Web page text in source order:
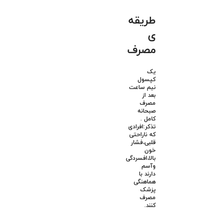
طریقه
ی
مصرف
یک
کپسول
نیم ساعت
بعد از
مصرف
صبحانه
کامل .
تذکر:افرادی
که ناراحتی
قلبی،فشار
خون
بالا،افسردگی
وآسم
دارند با
هماهنگی
پزشک
مصرف
کنند.